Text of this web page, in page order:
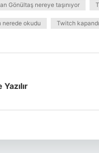
Gönültaş nereye taşınıyor
nerede okudu Twitch kapandı